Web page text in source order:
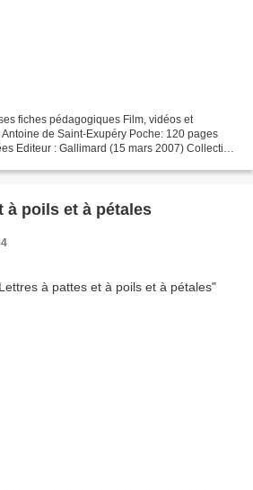
fiches pédagogiques Film, vidéos et
de Saint-Exupéry Poche: 120 pages
Editeur : Gallimard (15 mars 2007) Collection
à poils et à pétales